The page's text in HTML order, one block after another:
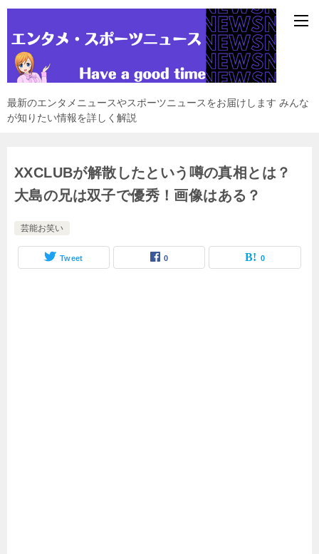
最新のエンタメニュースやスポーツニュースをお届けします みんな
が知りたい情報を詳しく解説
XXCLUBが解散したという噂の真相とは？
大島の兄は双子で優秀！画像はある？
芸能お笑い
Tweet 0 0